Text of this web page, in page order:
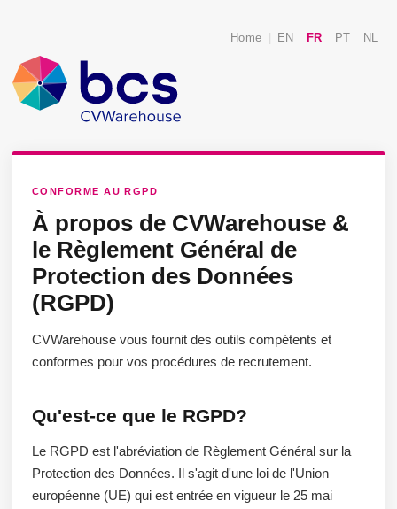
Home EN FR PT NL
CONFORME AU RGPD
À propos de CVWarehouse &
le Règlement Général de
Protection des Données
(RGPD)
CVWarehouse vous fournit des outils compétents et
conformes pour vos procédures de recrutement.
Qu'est-ce que le RGPD?
Le RGPD est l'abréviation de Règlement Général sur la
Protection des Données. Il s'agit d'une loi de l'Union
européenne (UE) qui est entrée en vigueur le 25 mai